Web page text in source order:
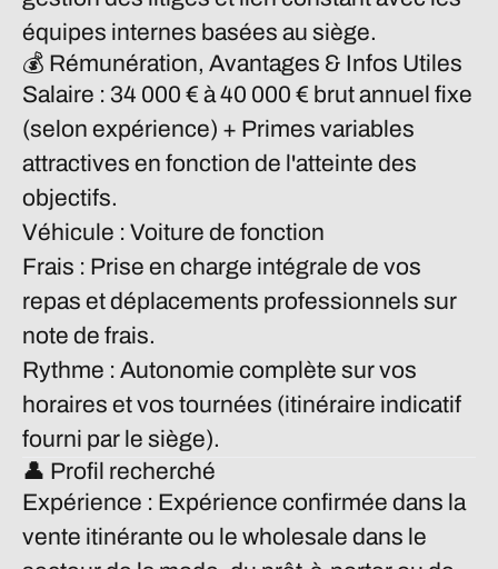
équipes internes basées au siège.
💰 Rémunération, Avantages & Infos Utiles
Salaire : 34 000 € à 40 000 € brut annuel fixe
(selon expérience) + Primes variables
attractives en fonction de l'atteinte des
objectifs.
Véhicule : Voiture de fonction
Frais : Prise en charge intégrale de vos
repas et déplacements professionnels sur
note de frais.
Rythme : Autonomie complète sur vos
horaires et vos tournées (itinéraire indicatif
fourni par le siège).
👤 Profil recherché
Expérience : Expérience confirmée dans la
vente itinérante ou le wholesale dans le